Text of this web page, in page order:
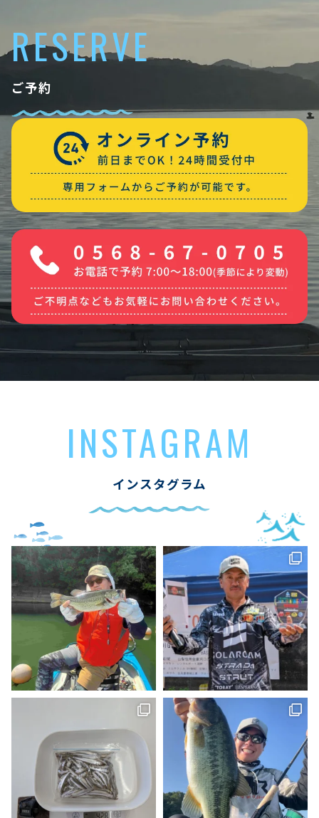
RESERVE
ご予約
INSTAGRAM
インスタグラム